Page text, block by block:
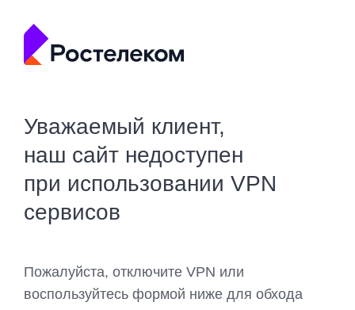
Уважаемый клиент,
наш сайт недоступен
при использовании VPN
сервисов
Пожалуйста, отключите VPN или
воспользуйтесь формой ниже для обхода